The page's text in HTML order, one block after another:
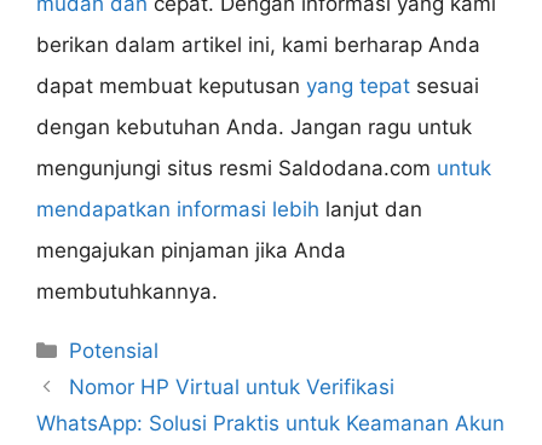
berikan dalam artikel ini, kami berharap Anda
dapat membuat keputusan yang tepat sesuai
dengan kebutuhan Anda. Jangan ragu untuk
mengunjungi situs resmi Saldodana.com untuk
mendapatkan informasi lebih lanjut dan
mengajukan pinjaman jika Anda
membutuhkannya.
Categories
Potensial
Nomor HP Virtual untuk Verifikasi
WhatsApp: Solusi Praktis untuk Keamanan Akun